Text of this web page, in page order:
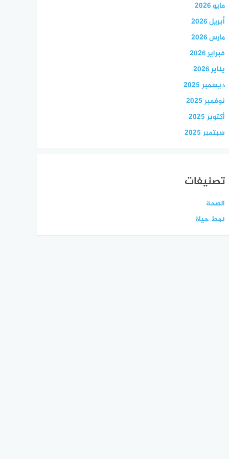
مايو 2026
أبريل 2026
مارس 2026
فبراير 2026
يناير 2026
ديسمبر 2025
نوفمبر 2025
أكتوبر 2025
سبتمبر 2025
تصنيفات
الصحة
نمط حياة